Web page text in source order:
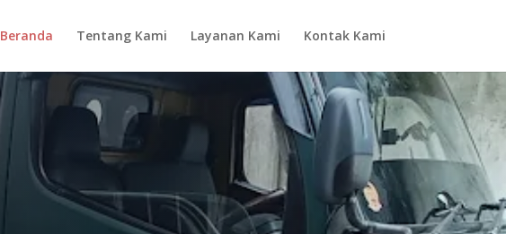
Beranda Tentang Kami Layanan Kami Kontak Kami